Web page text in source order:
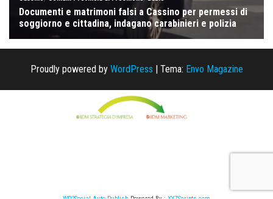
Proudly powered by WordPress Tema: Envo Magazine